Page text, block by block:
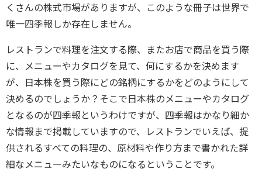
くさんの株式市場がありますが、このような冊子は世界で
唯一四季報しか存在しません。
レストランで料理を注文する際、またお店で商品を買う際
に、メニューやカタログを見て、何にするかを決めます
が、日本株を買う際にどの銘柄にするかをどのようにして
決めるのでしょうか？そこで日本株のメニューやカタログ
となるのが四季報というわけですが、四季報はかなり細か
な情報まで掲載していますので、レストランでいえば、提
供されるすべての料理の、原材料や作り方まで書かれた詳
細なメニューみたいなものになるということです。